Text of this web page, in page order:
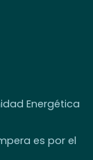
Energética
es por el